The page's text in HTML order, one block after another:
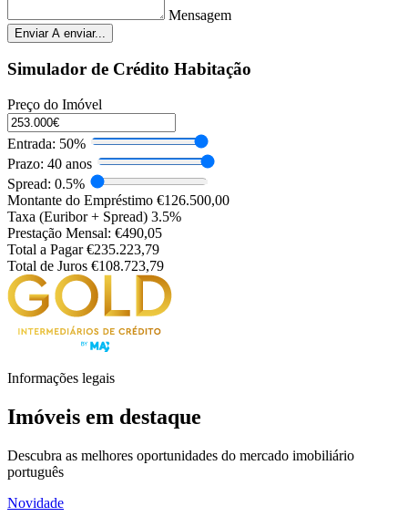
Mensagem
Enviar A enviar...
Simulador de Crédito Habitação
Preço do Imóvel
Entrada: 50%
Prazo: 40 anos
Spread: 0.5%
Montante do Empréstimo €126.500,00
Taxa (Euribor + Spread) 3.5%
Prestação Mensal: €490,05
Total a Pagar €235.223,79
Total de Juros €108.723,79
Informações legais
Imóveis em destaque
Descubra as melhores oportunidades do mercado imobiliário
português
Novidade